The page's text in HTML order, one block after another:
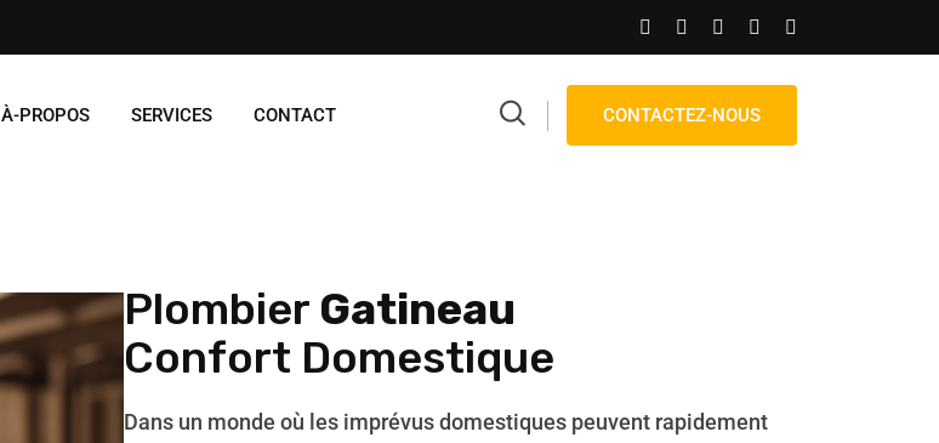
À-PROPOS SERVICES CONTACT CONTACTEZ-NOUS
Plombier Gatineau
Confort Domestique
Dans un monde où les imprévus domestiques peuvent rapidement